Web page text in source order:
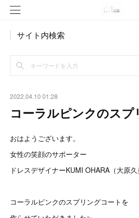
サイト内検索
2022.04.10 01:28
コーラルピンクのスプ
おはようございます。
女性の笑顔のサポーター
ドレスデザイナーKUMI OHARA（大原久
コーラルピンクのスプリングコートを